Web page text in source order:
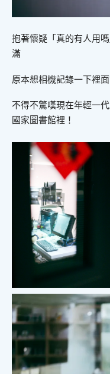
抱著懷疑「真的有人用
滿
原本想相機記錄一下裡
不得不驚嘆現在年輕一
國家圖書館裡！